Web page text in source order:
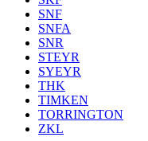
SNF
SNFA
SNR
STEYR
SYEYR
THK
TIMKEN
TORRINGTON
ZKL